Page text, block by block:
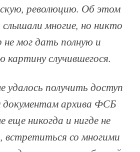
революцию. Об этом
многие, но никто
не мог дать полную и
картину случившегося.
удалось получить доступ
документам архива ФСБ
никогда и нигде не
встретиться со многими